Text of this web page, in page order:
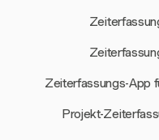
Zeiterfassungs-App
Projekt-